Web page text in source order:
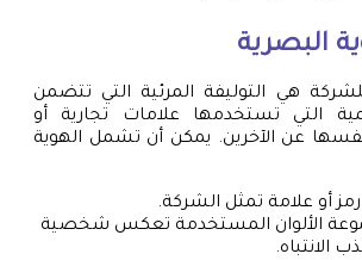
البصرية
هي التوليفة المرئية التي تتضمن
التي تستخدمها علامات تجارية أو
عن الآخرين. يمكن أن تشمل الهوية
أو علامة تمثل الشركة.
الألوان المستخدمة تعكس شخصية
الانتباه.